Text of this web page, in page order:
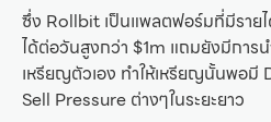
ซึ่ง Rollbit เป็นแพลตฟอร์มที่มีราย
ได้ต่อวันสูงกว่า $1m แถมยังมีการ
เหรียญตัวเอง ทำให้เหรียญนั้นพอมี
Sell Pressure ต่างๆในระยะยาว